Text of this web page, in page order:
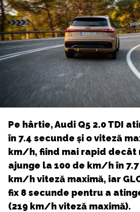
Pe hârtie, Audi Q5 2.0 TDI
în 7.4 secunde și o viteză
km/h, fiind mai rapid decât
ajunge la 100 de km/h în
km/h viteză maximă, iar
fix 8 secunde pentru a
(219 km/h viteză maximă).